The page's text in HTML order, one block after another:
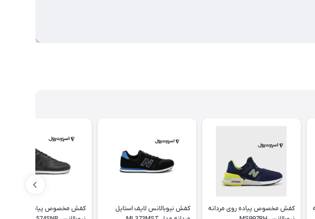
کفش مخصوص پیاده روی مردانه
کفش نیوبالانس لایف استایل
کفش مخصوص پیاده روی